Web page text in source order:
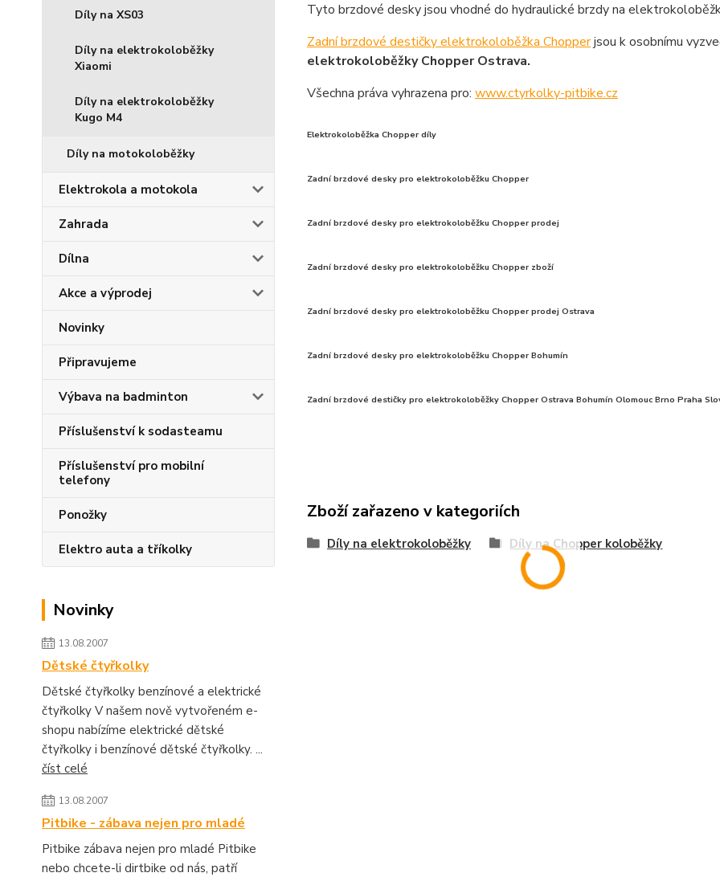
Díly na XS03
Díly na elektrokoloběžky
Xiaomi
Díly na elektrokoloběžky
Kugo M4
Díly na motokoloběžky
Elektrokola a motokola
Zahrada
Dílna
Akce a výprodej
Novinky
Připravujeme
Výbava na badminton
Příslušenství k sodasteamu
Příslušenství pro mobilní
telefony
Ponožky
Elektro auta a tříkolky
Novinky
13.08.2007
Dětské čtyřkolky
Dětské čtyřkolky benzínové a elektrické
čtyřkolky V našem nově vytvořeném e-
shopu nabízíme elektrické dětské
čtyřkolky i benzínové dětské čtyřkolky. ...
číst celé
13.08.2007
Pitbike - zábava nejen pro mladé
Pitbike zábava nejen pro mladé Pitbike
nebo chcete-li dirtbike od nás, patří
Tyto brzdové desky jsou vhodné do hydraulické brzdy na
Zadní brzdové destičky elektrokoloběžka Chopperjsou k osobnímu
elektrokoloběžky Chopper Ostrava.
Všechna práva vyhrazena pro: www.ctyrkolky-pitbike.cz
Elektrokoloběžka Chopper díly
Zadní brzdové desky pro elektrokoloběžku Chopper
Zadní brzdové desky pro elektrokoloběžku Chopper prodej
Zadní brzdové desky pro elektrokoloběžku Chopper zboží
Zadní brzdové desky pro elektrokoloběžku Chopper prodej Ostrava
Zadní brzdové desky pro elektrokoloběžku Chopper Bohumín
Zadní brzdové destičky pro elektrokoloběžky Chopper Ostrava Bohumín Olomouc Brno Praha
Zboží zařazeno v kategoriích
Díly na elektrokoloběžky Díly na Chopper koloběžky